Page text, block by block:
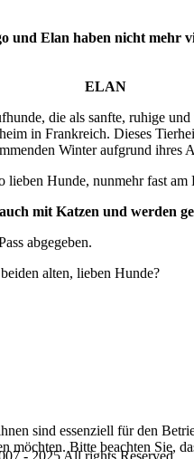
Elan haben nicht mehr
die als sanfte, ruhige
in Frankreich. Dieses
Winter aufgrund
lieben Hunde, nunmehr fast
mit Katzen und werden
abgegeben.
alten, lieben Hunde?
sind essenziell für den
möchten. Bitte beachten